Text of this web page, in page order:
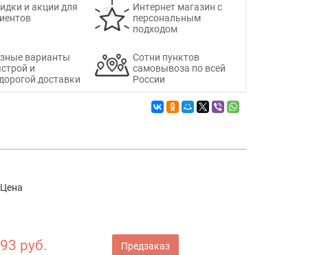
и акции для
Интернет магазин с
персональным
подходом
варианты
и
доставки
Сотни пунктов
самовывоза по всей
России
Цена
93 руб. Предзаказ